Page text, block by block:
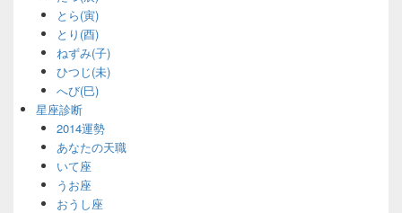
とら(寅)
とり(酉)
ねずみ(子)
ひつじ(未)
へび(巳)
星座診断
2014運勢
あなたの天職
いて座
うお座
おうし座